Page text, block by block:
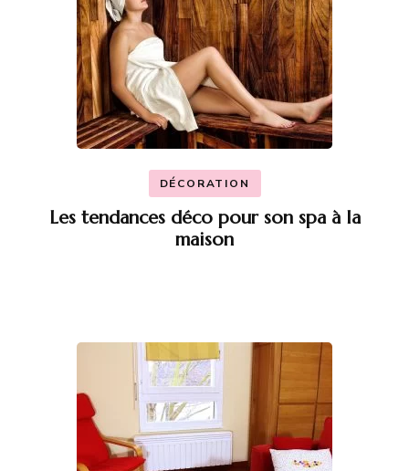
DÉCORATION
Les tendances déco pour son spa à la
maison